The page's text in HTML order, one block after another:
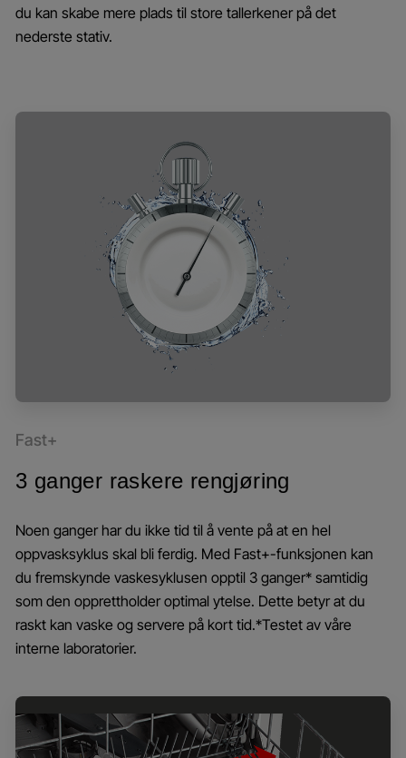
du kan skabe mere plads til store tallerkener på det
nederste stativ.
Fast+
3 ganger raskere rengjøring
Noen ganger har du ikke tid til å vente på at en hel
oppvasksyklus skal bli ferdig. Med Fast+-funksjonen kan
du fremskynde vaskesyklusen opptil 3 ganger* samtidig
som den opprettholder optimal ytelse. Dette betyr at du
raskt kan vaske og servere på kort tid.*Testet av våre
interne laboratorier.